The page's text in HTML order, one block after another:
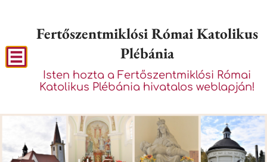
Fertőszentmiklósi Római Katolikus
Plébánia
Isten hozta a Fertőszentmiklósi Római
Katolikus Plébánia hivatalos weblapján!